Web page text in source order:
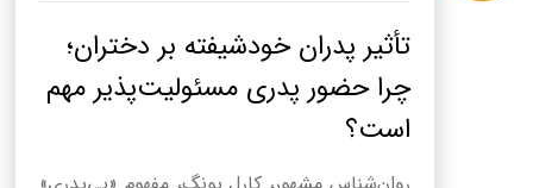
تأثیر پدران خودشیفته بر دختران؛
چرا حضور پدری مسئولیت‌پذیر مهم
است؟